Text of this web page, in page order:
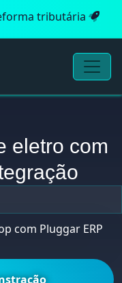
tributária
eletro com